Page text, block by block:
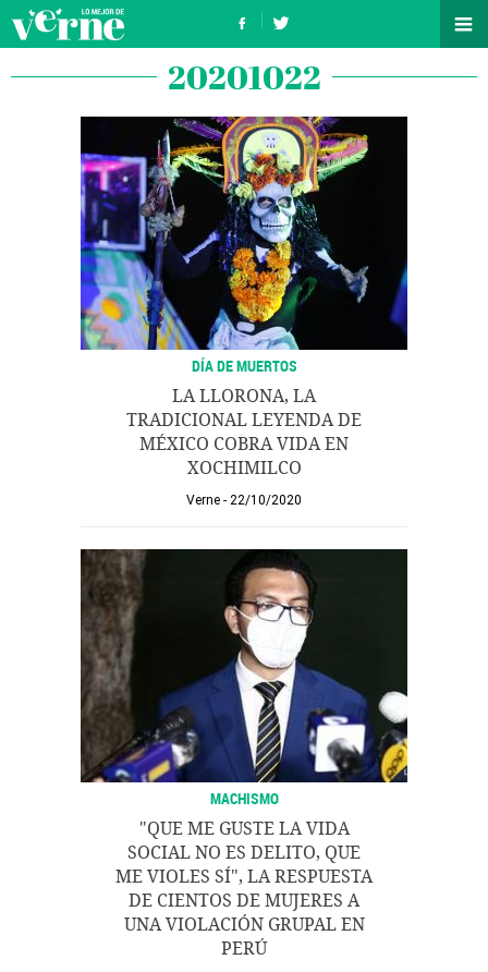
20201022
DÍA DE MUERTOS
LA LLORONA, LA
TRADICIONAL LEYENDA DE
MÉXICO COBRA VIDA EN
XOCHIMILCO
Verne 22/10/2020
MACHISMO
"QUE ME GUSTE LA VIDA
SOCIAL NO ES DELITO, QUE
ME VIOLES SÍ", LA RESPUESTA
DE CIENTOS DE MUJERES A
UNA VIOLACIÓN GRUPAL EN
PERÚ